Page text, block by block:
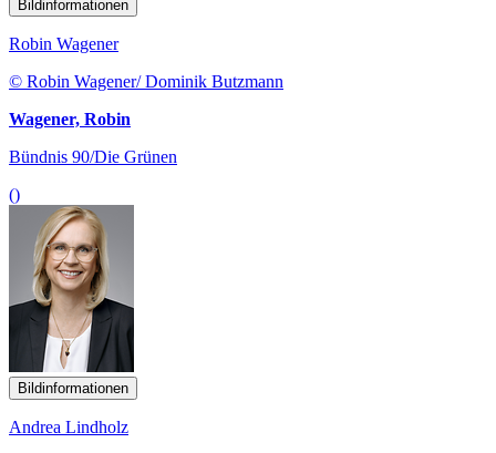
Bildinformationen
Robin Wagener
© Robin Wagener/ Dominik Butzmann
Wagener, Robin
Bündnis 90/Die Grünen
()
Bildinformationen
Andrea Lindholz